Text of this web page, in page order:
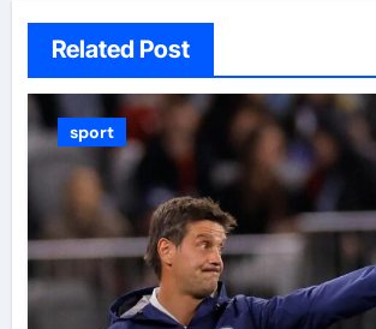
Related Post
sport